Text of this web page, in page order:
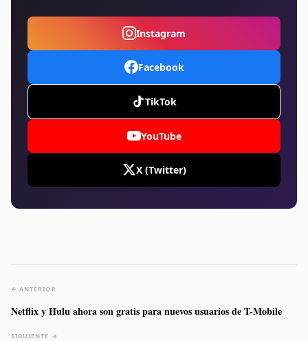
Instagram
Facebook
TikTok
YouTube
X (Twitter)
← ANTERIOR
Netflix y Hulu ahora son gratis para nuevos usuarios de T-Mobile
SIGUIENTE →